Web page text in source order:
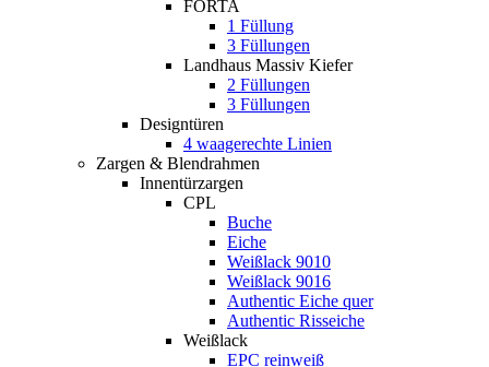
FORTA
1 Füllung
3 Füllungen
Landhaus Massiv Kiefer
2 Füllungen
3 Füllungen
Designtüren
4 waagerechte Linien
Zargen & Blendrahmen
Innentürzargen
CPL
Buche
Eiche
Weißlack 9010
Weißlack 9016
Authentic Eiche quer
Authentic Risseiche
Weißlack
EPC reinweiß